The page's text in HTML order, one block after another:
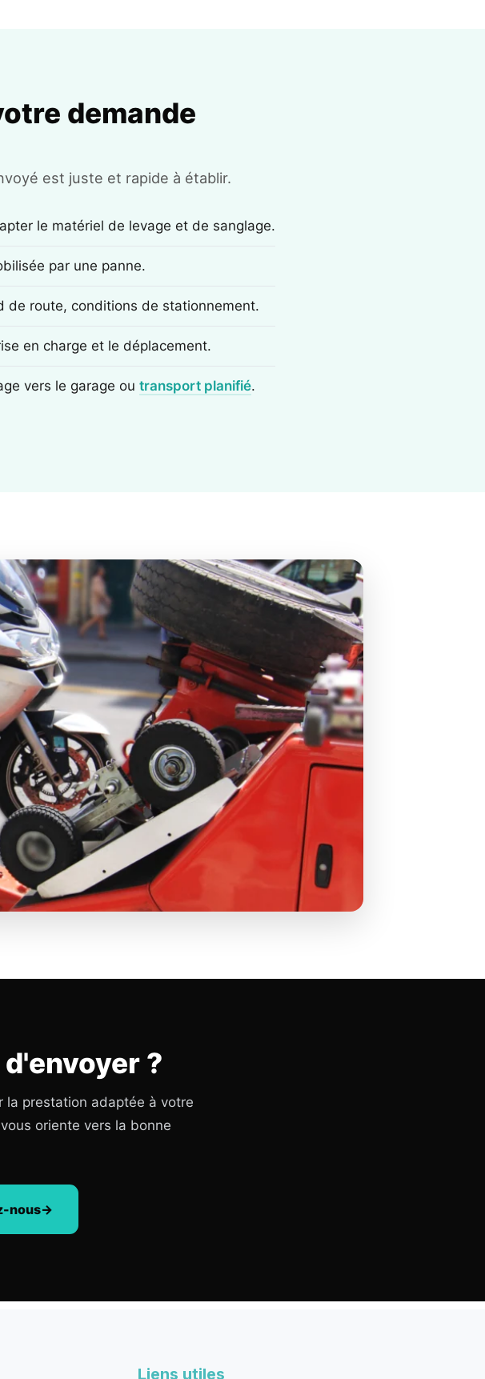
demande
est juste et rapide à établir.
le matériel de levage et de sanglage.
par une panne.
de route, conditions de stationnement.
en charge et le déplacement.
vers le garage ou transport planifié.
?
la prestation adaptée à votre
oriente vers la bonne
nous
Liens utiles